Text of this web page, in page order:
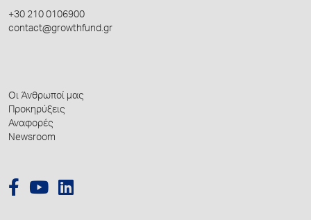
+30 210 0106900
contact@growthfund.gr
Οι Άνθρωποί μας
Προκηρύξεις
Αναφορές
Newsroom